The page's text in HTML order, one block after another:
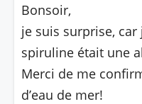
Bonsoir,
je suis surprise, car
spiruline était une
Merci de me
d’eau de mer!